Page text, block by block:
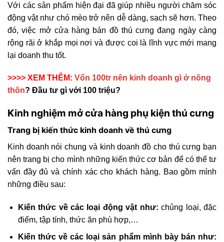
Với các sản phẩm hiện đại đã giúp nhiều người chăm sóc
động vật như chó mèo trở nên dễ dàng, sạch sẽ hơn. Theo
đó, việc mở cửa hàng bán đồ thú cưng đang ngày càng
rộng rãi ở khắp mọi nơi và được coi là lĩnh vực mới mang
lại doanh thu tốt.
>>>> XEM THÊM: Vốn 100tr nên kinh doanh gì ở nông
thôn? Đầu tư gì với 100 triệu?
Kinh nghiệm mở cửa hàng phụ kiện thú cưng
Trang bị kiến thức kinh doanh về thú cưng
Kinh doanh nói chung và kinh doanh đồ cho thú cưng bạn
nên trang bị cho mình những kiến thức cơ bản để có thể tư
vấn đầy đủ và chính xác cho khách hàng. Bao gồm mình
những điều sau:
Kiến thức về các loại động vật như: chủng loại, đặc
điểm, tập tính, thức ăn phù hợp,…
Kiến thức về các loại sản phẩm mình bày bán như: